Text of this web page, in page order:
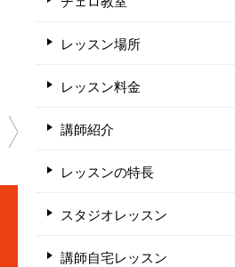
レッスン場所
レッスン料金
講師紹介
レッスンの特長
スタジオレッスン
講師自宅レッスン